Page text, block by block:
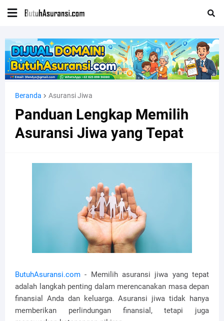
Beranda Asuransi Jiwa
Panduan Lengkap Memilih
Asuransi Jiwa yang Tepat
ButuhAsuransi.com - Memilih asuransi jiwa yang tepat
adalah langkah penting dalam merencanakan masa depan
finansial Anda dan keluarga. Asuransi jiwa tidak hanya
memberikan perlindungan finansial, tetapi juga